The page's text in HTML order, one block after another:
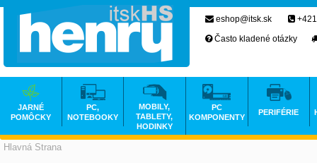
Hlavná Strana
eshop@itsk.sk
Často kladené otázky
JARNÉ
POMÔCKY
PC,
NOTEBOOKY
MOBILY,
TABLETY,
HODINKY
PC
KOMPONENTY
PERIFÉRIE